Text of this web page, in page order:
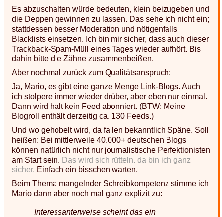
Es abzuschalten würde bedeuten, klein beizugeben und
die Deppen gewinnen zu lassen. Das sehe ich nicht ein;
stattdessen besser Moderation und nötigenfalls
Blacklists einsetzen. Ich bin mir sicher, dass auch dieser
Trackback-Spam-Müll eines Tages wieder aufhört. Bis
dahin bitte die Zähne zusammenbeißen.
Aber nochmal zurück zum Qualitätsanspruch:
Ja, Mario, es gibt eine ganze Menge Link-Blogs. Auch
ich stolpere immer wieder drüber, aber eben nur einmal.
Dann wird halt kein Feed abonniert. (BTW: Meine
Blogroll enthält derzeitig ca. 130 Feeds.)
Und wo gehobelt wird, da fallen bekanntlich Späne. Soll
heißen: Bei mittlerweile 40.000+ deutschen Blogs
können natürlich nicht nur journalistische Perfektionisten
am Start sein. Das wird sich rütteln, da bin ich ganz
sicher. Einfach ein bisschen warten.
Beim Thema mangelnder Schreibkompetenz stimme ich
Mario dann aber noch mal ganz explizit zu:
Interessanterweise scheint das ein